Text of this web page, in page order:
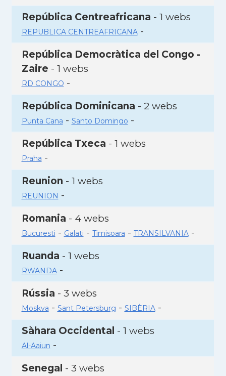
República Centreafricana - 1 webs
REPUBLICA CENTREAFRICANA-
República Democràtica del Congo -
Zaire - 1 webs
RD CONGO -
República Dominicana - 2 webs
Punta Cana - Santo Domingo -
República Txeca - 1 webs
Praha -
Reunion - 1 webs
REUNION -
Romania - 4 webs
Bucuresti - Galati - Timisoara - TRANSILVANIA-
Ruanda - 1 webs
RWANDA-
Rússia - 3 webs
Moskva - Sant Petersburg - SIBÈRIA-
Sàhara Occidental - 1 webs
Al-Aaiun -
Senegal - 3 webs